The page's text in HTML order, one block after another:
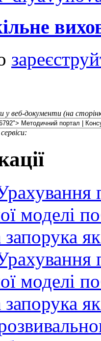
у веб-документи (на
моделі
моделі